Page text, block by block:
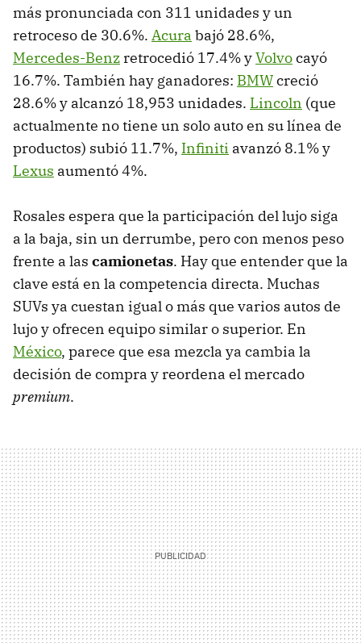
más pronunciada con 311 unidades y un
retroceso de 30.6%. Acura bajó 28.6%,
Mercedes-Benz retrocedió 17.4% yVolvocayó
16.7%. También hay ganadores: BMWcreció
28.6% y alcanzó 18,953 unidades. Lincoln (que
actualmente no tiene un solo auto en su línea de
productos) subió 11.7%, Infiniti avanzó 8.1% y
Lexus aumentó 4%.
Rosales espera que la participación del lujo siga
a la baja, sin un derrumbe, pero con menos peso
frente a las camionetas. Hay que entender que la
clave está en la competencia directa. Muchas
SUVs ya cuestan igual o más que varios autos de
lujo y ofrecen equipo similar o superior. En
México, parece que esa mezcla ya cambia la
decisión de compra y reordena el mercado
premium.